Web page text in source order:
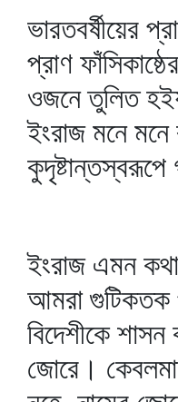
ভারতবর্ষীয়ের
প্রাণ
ওজনে তুলিত
ইংরাজ মনে মনে
ইংরাজ এমন
আমরা গুটিকতক
বিদেশীকে
জোরে।